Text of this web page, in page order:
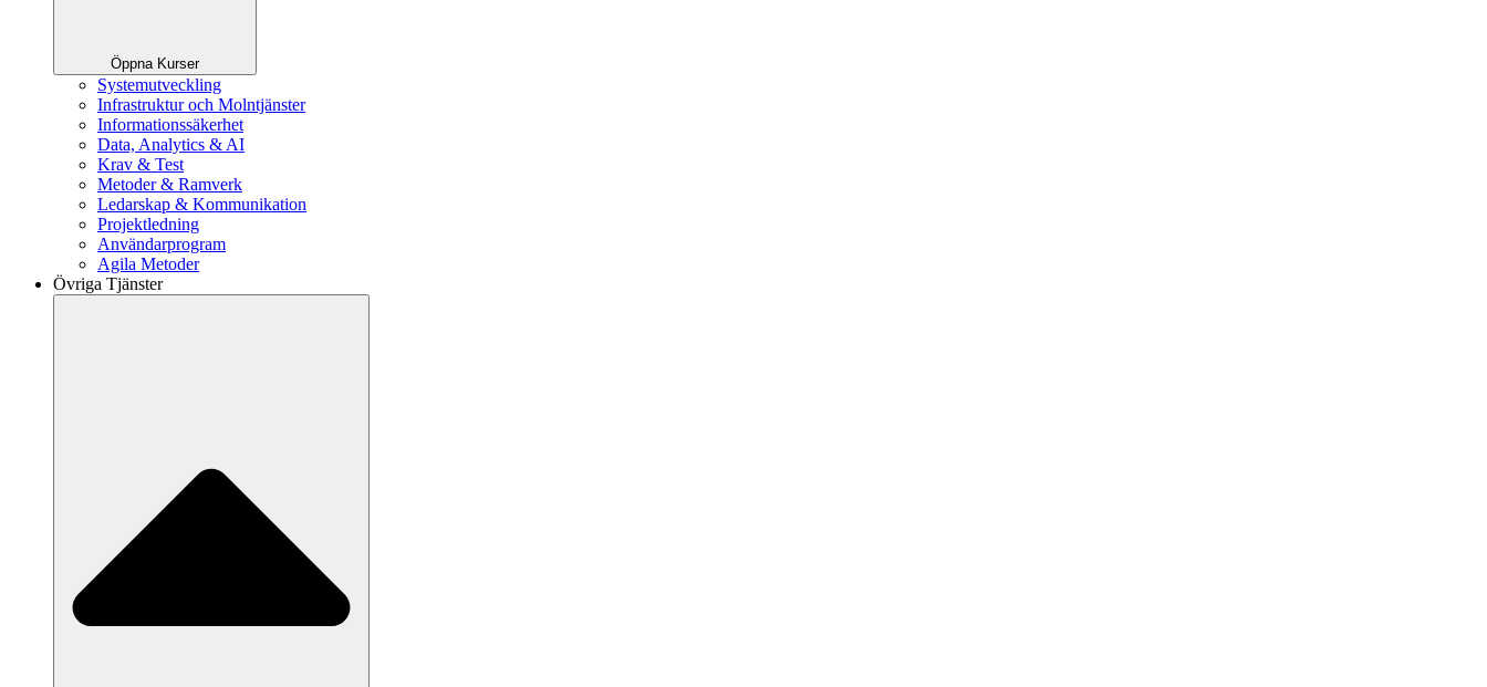
Öppna Kurser
Systemutveckling
Infrastruktur och Molntjänster
Informationssäkerhet
Data, Analytics & AI
Krav & Test
Metoder & Ramverk
Ledarskap & Kommunikation
Projektledning
Användarprogram
Agila Metoder
Övriga Tjänster